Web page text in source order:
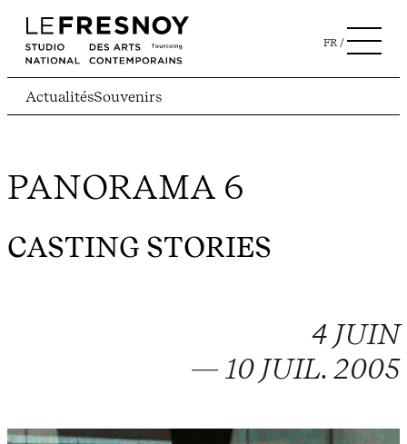
FR
ActualitésSouvenirs
PANORAMA 6
CASTING STORIES
4 JUIN
— 10 JUIL. 2005